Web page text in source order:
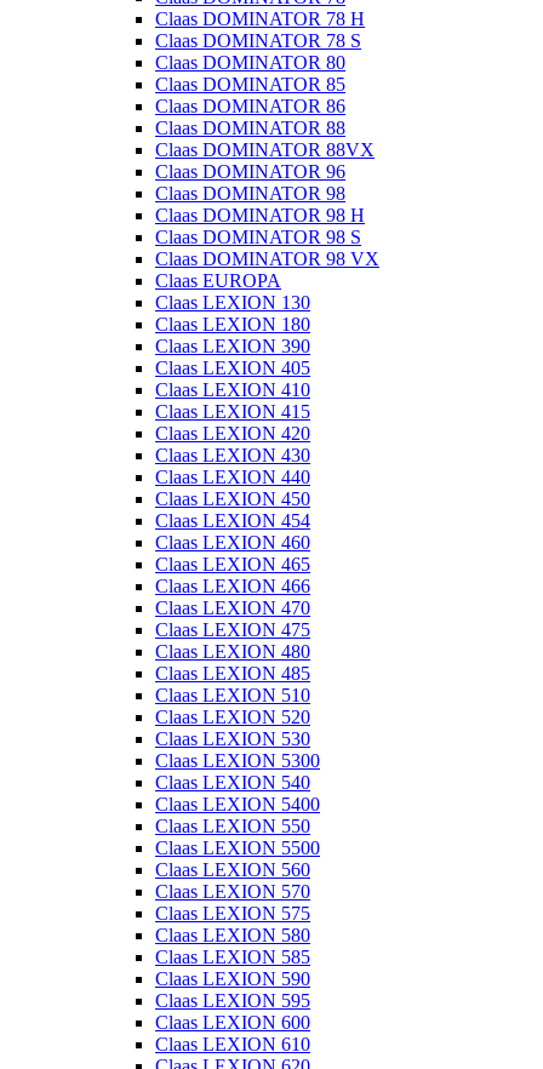
Claas DOMINATOR 78 H
Claas DOMINATOR 78 S
Claas DOMINATOR 80
Claas DOMINATOR 85
Claas DOMINATOR 86
Claas DOMINATOR 88
Claas DOMINATOR 88VX
Claas DOMINATOR 96
Claas DOMINATOR 98
Claas DOMINATOR 98 H
Claas DOMINATOR 98 S
Claas DOMINATOR 98 VX
Claas EUROPA
Claas LEXION 130
Claas LEXION 180
Claas LEXION 390
Claas LEXION 405
Claas LEXION 410
Claas LEXION 415
Claas LEXION 420
Claas LEXION 430
Claas LEXION 440
Claas LEXION 450
Claas LEXION 454
Claas LEXION 460
Claas LEXION 465
Claas LEXION 466
Claas LEXION 470
Claas LEXION 475
Claas LEXION 480
Claas LEXION 485
Claas LEXION 510
Claas LEXION 520
Claas LEXION 530
Claas LEXION 5300
Claas LEXION 540
Claas LEXION 5400
Claas LEXION 550
Claas LEXION 5500
Claas LEXION 560
Claas LEXION 570
Claas LEXION 575
Claas LEXION 580
Claas LEXION 585
Claas LEXION 590
Claas LEXION 595
Claas LEXION 600
Claas LEXION 610